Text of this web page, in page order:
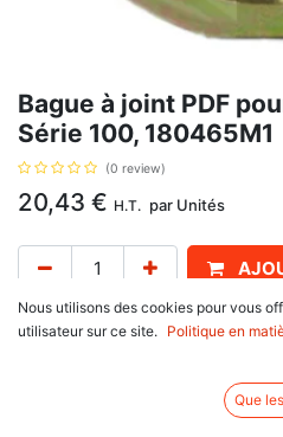
Bague à joint PDF
Série 100, 180465M1
(0 review)
20,43 € H.T. par Unités
Délai de livraison : 1
Nous utilisons des cookies pour vous
utilisateur sur ce site.
Politique en
Que